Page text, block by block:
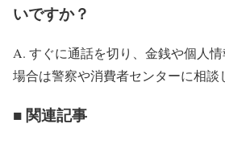
いですか？
A. すぐに通話を切り、金銭や個人
場合は警察や消費者センターに相談
■ 関連記事